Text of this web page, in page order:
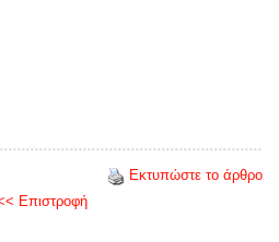
Εκτυπώστε το άρθρο
Επιστροφή